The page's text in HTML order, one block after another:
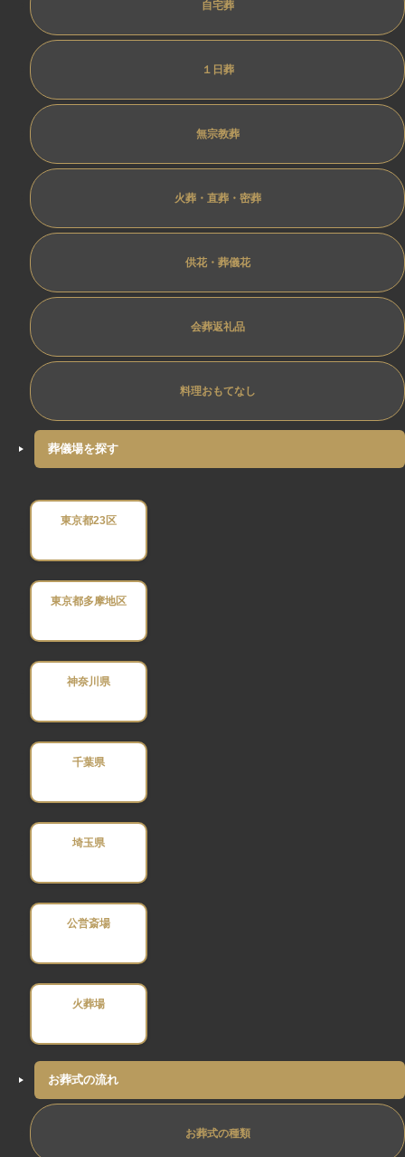
自宅葬
１日葬
無宗教葬
火葬・直葬・密葬
供花・葬儀花
会葬返礼品
料理おもてなし
葬儀場を探す
東京都23区
東京都多摩地区
神奈川県
千葉県
埼玉県
公営斎場
火葬場
お葬式の流れ
お葬式の種類